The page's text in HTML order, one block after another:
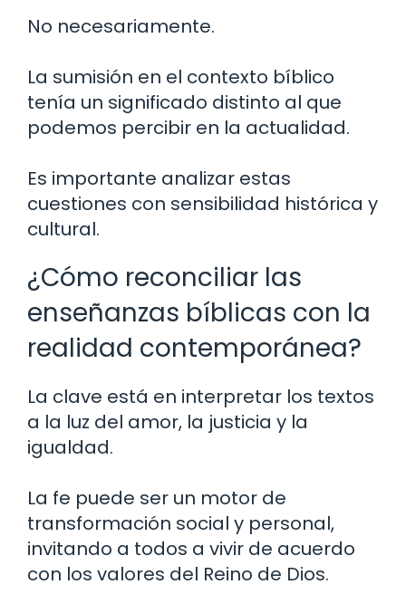
No necesariamente.
La sumisión en el contexto bíblico
tenía un significado distinto al que
podemos percibir en la actualidad.
Es importante analizar estas
cuestiones con sensibilidad histórica y
cultural.
¿Cómo reconciliar las
enseñanzas bíblicas con la
realidad contemporánea?
La clave está en interpretar los textos
a la luz del amor, la justicia y la
igualdad.
La fe puede ser un motor de
transformación social y personal,
invitando a todos a vivir de acuerdo
con los valores del Reino de Dios.